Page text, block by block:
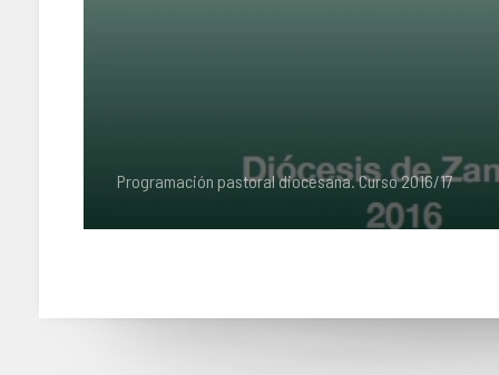
Programación pastoral diocesana. Curso 2016/17